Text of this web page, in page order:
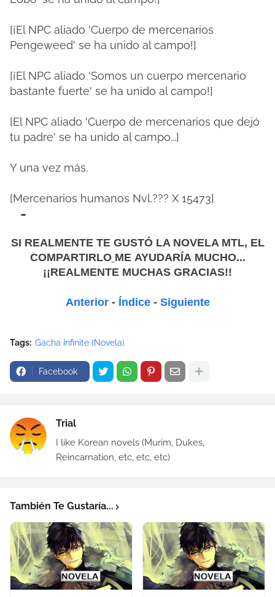
[¡El NPC aliado 'Cuerpo de mercenarios
Pengeweed' se ha unido al campo!]
[¡El NPC aliado 'Somos un cuerpo mercenario
bastante fuerte' se ha unido al campo!]
[El NPC aliado 'Cuerpo de mercenarios que dejó
tu padre' se ha unido al campo...]
Y una vez más.
[Mercenarios humanos Nvl.??? X 15473]
-
SI REALMENTE TE GUSTÓ LA NOVELA MTL, EL
COMPARTIRLO ME AYUDARÍA MUCHO...
¡¡REALMENTE MUCHAS GRACIAS!!
Anterior - Índice - Siguiente
Tags: Gacha Infinite (Novela)
Facebook
Trial
I like Korean novels (Murim, Dukes,
Reincarnation, etc, etc, etc)
También Te Gustaría...